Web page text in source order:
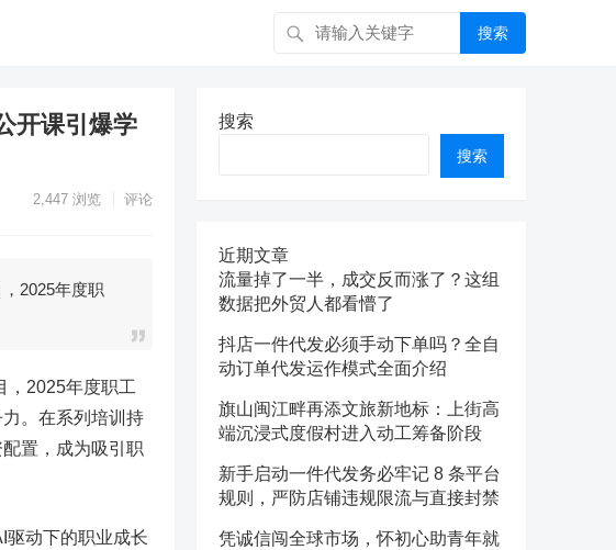
搜索
开课引爆学
2,447 浏览 评论
2025年度职
，2025年度职工
。在系列培训持
置，成为吸引职
动下的职业成长
搜索
搜索
近期文章
流量掉了一半，成交反而涨了？这组
数据把外贸人都看懵了
抖店一件代发必须手动下单吗？全自
动订单代发运作模式全面介绍
旗山闽江畔再添文旅新地标：上街高
端沉浸式度假村进入动工筹备阶段
新手启动一件代发务必牢记 8 条平台
规则，严防店铺违规限流与直接封禁
凭诚信闯全球市场，怀初心助青年就